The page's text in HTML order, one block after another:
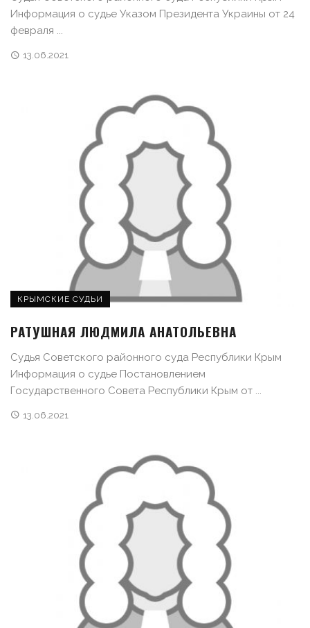
Информация о судье Указом Президента Украины от 24
февраля ...
13.06.2021
КРЫМСКИЕ СУДЬИ
РАТУШНАЯ ЛЮДМИЛА АНАТОЛЬЕВНА
Судья Советского районного суда Республики Крым
Информация о судье Постановлением
Государственного Совета Республики Крым от ...
13.06.2021